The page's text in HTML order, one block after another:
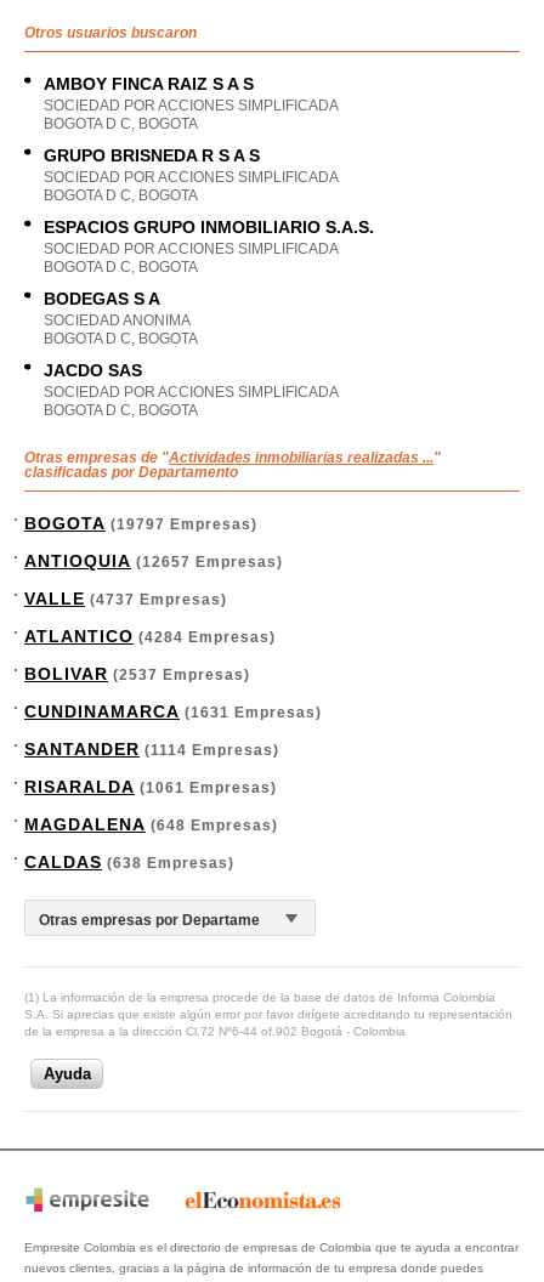
Otros usuarios buscaron
AMBOY FINCA RAIZ S A S
SOCIEDAD POR ACCIONES SIMPLIFICADA
BOGOTA D C, BOGOTA
GRUPO BRISNEDA R S A S
SOCIEDAD POR ACCIONES SIMPLIFICADA
BOGOTA D C, BOGOTA
ESPACIOS GRUPO INMOBILIARIO S.A.S.
SOCIEDAD POR ACCIONES SIMPLIFICADA
BOGOTA D C, BOGOTA
BODEGAS S A
SOCIEDAD ANONIMA
BOGOTA D C, BOGOTA
JACDO SAS
SOCIEDAD POR ACCIONES SIMPLIFICADA
BOGOTA D C, BOGOTA
Otras empresas de "Actividades inmobiliarias realizadas ..."
clasificadas por Departamento
BOGOTA (19797 Empresas)
ANTIOQUIA (12657 Empresas)
VALLE (4737 Empresas)
ATLANTICO (4284 Empresas)
BOLIVAR (2537 Empresas)
CUNDINAMARCA (1631 Empresas)
SANTANDER (1114 Empresas)
RISARALDA (1061 Empresas)
MAGDALENA (648 Empresas)
CALDAS (638 Empresas)
(1) La información de la empresa procede de la base de datos de Informa Colombia
S.A. Si aprecias que existe algún error por favor dirígete acreditando tu representación
de la empresa a la dirección Cl.72 Nº6-44 of.902 Bogotá - Colombia
Ayuda
Empresite Colombia es el directorio de empresas de Colombia que te ayuda a encontrar
nuevos clientes, gracias a la página de información de tu empresa donde puedes